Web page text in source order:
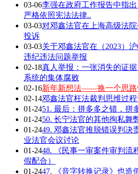
03-06李强在政府工作报告中指
严格依照宪法法律..
03-03对邓鑫法官在上海高级法
投诉
03-03关于邓鑫法官在（2023）
违纪违法问题举报
02-18真人举报：一张消失的证
系统的集体腐败
02-16新年新想法——换一个思路
02-14邓鑫法官枉法裁判思维过
01-2451. 最后：拼多多之错，拼
01-2450. 长宁法官的其他徇私舞
01-2449. 邓鑫法官推脱错误判决
业法官会议讨论
01-2448. 《民事一审案件审判流
假配合）
01-2447. 《音字转换记录》也造